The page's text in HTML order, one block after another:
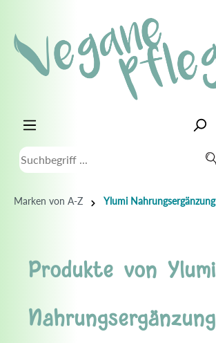
Marken von A-Z Ylumi Nahrungsergänzung
Produkte von Ylumi
Nahrungsergänzung